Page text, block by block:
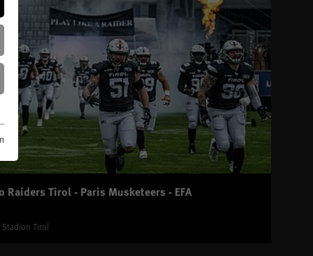
Raiders Tirol - Paris Musketeers - EFA
Tirol